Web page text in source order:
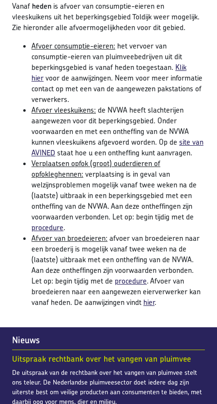
Nieuws
Uitspraak rechtbank over het vangen van pluimvee
De uitspraak van de rechtbank over het vangen van pluimvee stelt
ons teleur. De Nederlandse pluimveesector doet iedere dag zijn
uiterste best om veilige producten aan consumenten te bieden, met
daarbij oog voor mens, dier en milieu.
Vanaf heden is afvoer van consumptie-eieren en
vleeskuikens uit het beperkingsgebied Toldijk weer mogelijk.
Zie hieronder alle afvoermogelijkheden voor dit gebied.
Afvoer consumptie-eieren: het vervoer van
consumptie-eieren van pluimveebedrijven uit dit
beperkingsgebied is vanaf heden toegestaan. Klik
hiervoor de aanwijzingen. Neem voor meer informatie
contact op met een van de aangewezen pakstations of
verwerkers.
Afvoer vleeskuikens: de NVWA heeft slachterijen
aangewezen voor dit beperkingsgebied. Onder
voorwaarden en met een ontheffing van de NVWA
kunnen vleeskuikens afgevoerd worden. Op de site van
AVINED staat hoe u een ontheffing kunt aanvragen.
Verplaatsen opfok (groot) ouderdieren of
opfokleghennen: verplaatsing is in geval van
welzijnsproblemen mogelijk vanaf twee weken na de
(laatste) uitbraak in een beperkingsgebied met een
ontheffing van de NVWA. Aan deze ontheffingen zijn
voorwaarden verbonden. Let op: begin tijdig met de
procedure.
Afvoer van broedeieren: afvoer van broedeieren naar
een broederij is mogelijk vanaf twee weken na de
(laatste) uitbraak met een ontheffing van de NVWA.
Aan deze ontheffingen zijn voorwaarden verbonden.
Let op: begin tijdig met de procedure. Afvoer van
broedeieren naar een aangewezen eierverwerker kan
vanaf heden. De aanwijzingen vindt hier.